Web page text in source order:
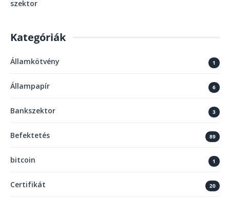
szektor
Kategóriák
Államkötvény 1
Állampapír 6
Bankszektor 3
Befektetés 89
bitcoin 1
Certifikát 20